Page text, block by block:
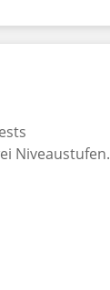
Niveaustufen.